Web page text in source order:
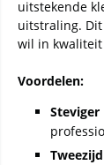
uitstekende
uitstraling.
wil in
Voordelen:
Steviger